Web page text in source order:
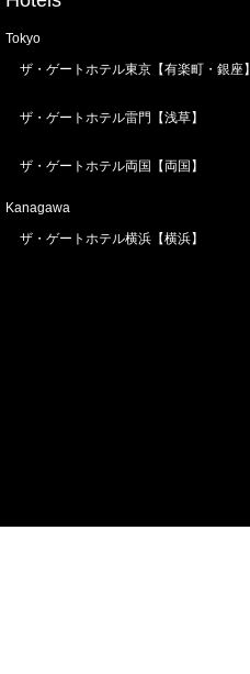
Tokyo
ザ・ゲートホテル東京【有楽町・銀座】
ザ・ゲートホテル雷門【浅草】
ザ・ゲートホテル両国【両国】
Kanagawa
ザ・ゲートホテル横浜【横浜】